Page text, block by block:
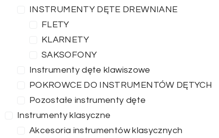
INSTRUMENTY DĘTE DREWNIANE
FLETY
KLARNETY
SAKSOFONY
Instrumenty dęte klawiszowe
POKROWCE DO INSTRUMENTÓW DĘTYCH
Pozostałe instrumenty dęte
Instrumenty klasyczne
Akcesoria instrumentów klasycznych